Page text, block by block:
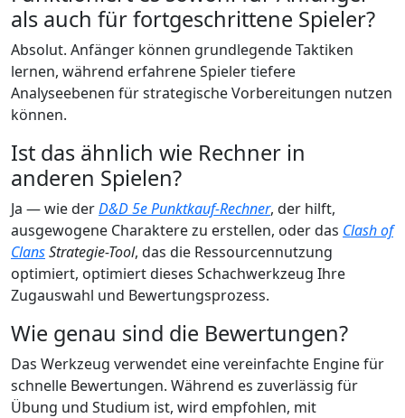
als auch für fortgeschrittene Spieler?
Absolut. Anfänger können grundlegende Taktiken
lernen, während erfahrene Spieler tiefere
Analyseebenen für strategische Vorbereitungen nutzen
können.
Ist das ähnlich wie Rechner in
anderen Spielen?
Ja — wie derD&D 5e Punktkauf-Rechner, der hilft,
ausgewogene Charaktere zu erstellen, oder das Clash of
ClansStrategie-Tool, das die Ressourcennutzung
optimiert, optimiert dieses Schachwerkzeug Ihre
Zugauswahl und Bewertungsprozess.
Wie genau sind die Bewertungen?
Das Werkzeug verwendet eine vereinfachte Engine für
schnelle Bewertungen. Während es zuverlässig für
Übung und Studium ist, wird empfohlen, mit